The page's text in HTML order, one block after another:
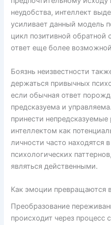
неудобства, интеллект
усиливает данный модель
цикл позитивной обратной
ответ еще более
Боязнь неизвестности
держаться привычных
если обычная ответ
предсказуема и
принести
интеллектом как
личности часто находятся
психологических
являться действенными.
Как эмоции превращаются
Преобразование
происходит через процесс